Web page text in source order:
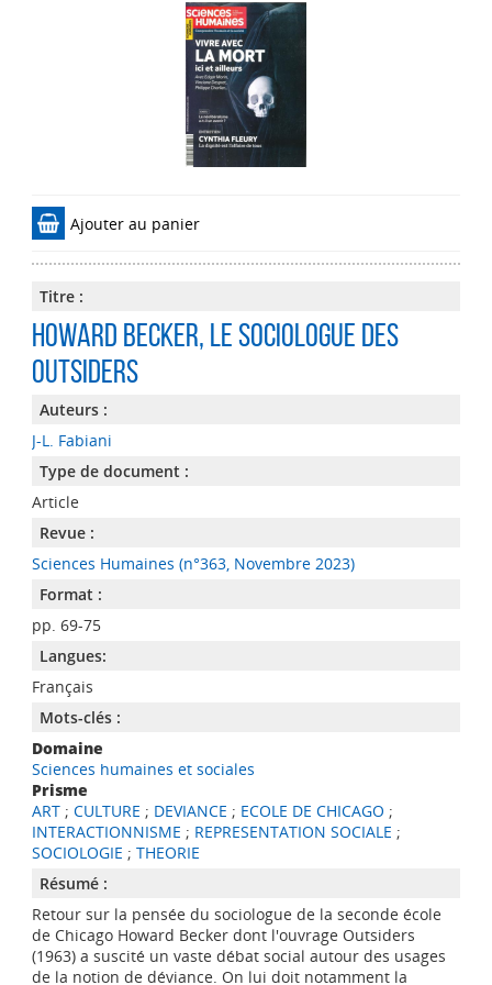
Ajouter au panier
Titre :
Howard Becker, le sociologue des
outsiders
Auteurs :
J-L. Fabiani
Type de document :
Article
Revue :
Sciences Humaines (n°363, Novembre 2023)
Format :
pp. 69-75
Langues:
Français
Mots-clés :
Domaine
Sciences humaines et sociales
Prisme
ART; CULTURE ; DEVIANCE ; ECOLE DE CHICAGO ;
INTERACTIONNISME ; REPRESENTATION SOCIALE ;
SOCIOLOGIE ; THEORIE
Résumé :
Retour sur la pensée du sociologue de la seconde école
de Chicago Howard Becker dont l'ouvrage Outsiders
(1963) a suscité un vaste débat social autour des usages
de la notion de déviance. On lui doit notamment la